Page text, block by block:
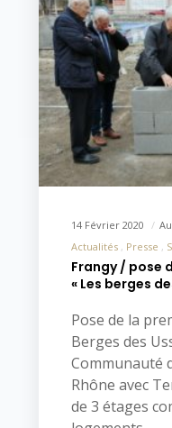
14 Février 2020
Actualités
Presse
Frangy / pose
« Les berges
Pose de la
Berges des
Communauté
Rhône avec
de 3 étages